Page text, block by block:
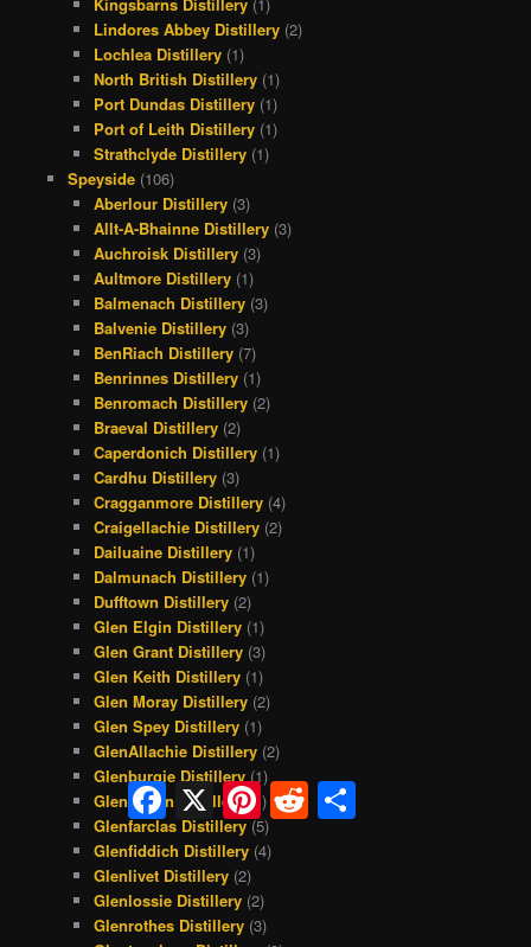
Lindores Abbey Distillery (2)
Lochlea Distillery (1)
North British Distillery (1)
Port Dundas Distillery (1)
Port of Leith Distillery (1)
Strathclyde Distillery (1)
Speyside(106)
Aberlour Distillery (3)
Allt-A-Bhainne Distillery (3)
Auchroisk Distillery (3)
Aultmore Distillery (1)
Balmenach Distillery (3)
Balvenie Distillery (3)
BenRiach Distillery (7)
Benrinnes Distillery (1)
Benromach Distillery (2)
Braeval Distillery (2)
Caperdonich Distillery (1)
Cardhu Distillery (3)
Cragganmore Distillery (4)
Craigellachie Distillery (2)
Dailuaine Distillery (1)
Dalmunach Distillery (1)
Dufftown Distillery (2)
Glen Elgin Distillery (1)
Glen Grant Distillery (3)
Glen Keith Distillery (1)
Glen Moray Distillery (2)
Glen Spey Distillery (1)
GlenAllachie Distillery (2)
Glenburgie Distillery (1)
Glendullan Distillery(1)
Glenfarclas Distillery(5)
Glenfiddich Distillery (4)
Glenlivet Distillery (2)
Glenlossie Distillery (2)
Glenrothes Distillery (3)
Facebook
X PinterestReddit